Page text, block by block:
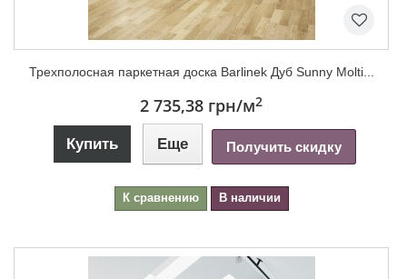
Трехполосная паркетная доска Barlinek Дуб Sunny Molti...
2 735,38 грн/м2
Купить Еще Получить скидку
К сравнению В наличии